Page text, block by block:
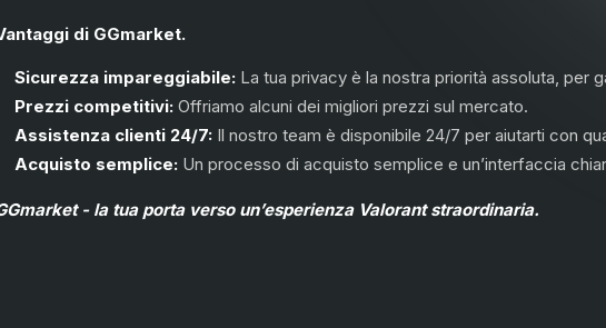
di GGmarket.
Sicurezza impareggiabile: La tua privacy è la nostra priorità assoluta, per
Prezzi competitivi: Offriamo alcuni dei migliori prezzi sul mercato.
Assistenza clienti 24/7: Il nostro team è disponibile 24/7 per aiutarti con
Acquisto semplice:Un processo di acquisto semplice e un’interfaccia
- la tua porta verso un’esperienza Valorant straordinaria.